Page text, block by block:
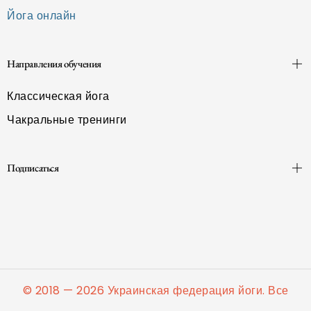
Йога онлайн
Направления обучения
Классическая йога
Чакральные тренинги
Подписаться
© 2018 — 2026 Украинская федерация йоги. Все